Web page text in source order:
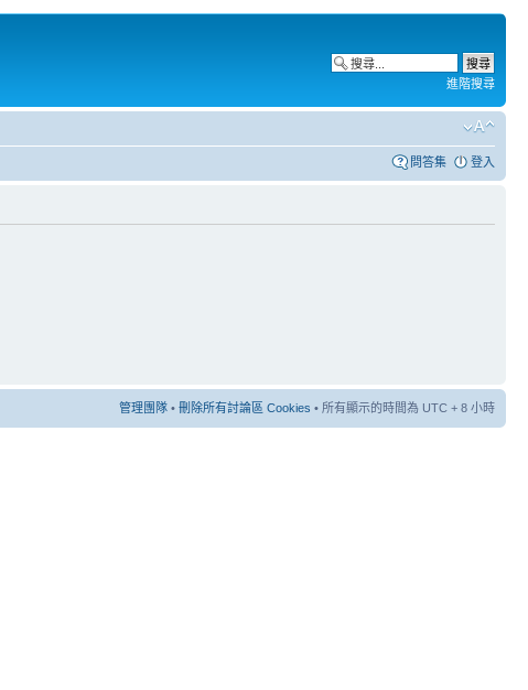
進階搜尋
問答集 登入
管理團隊 • 刪除所有討論區 Cookies • 所有顯示的時間為 UTC + 8 小時